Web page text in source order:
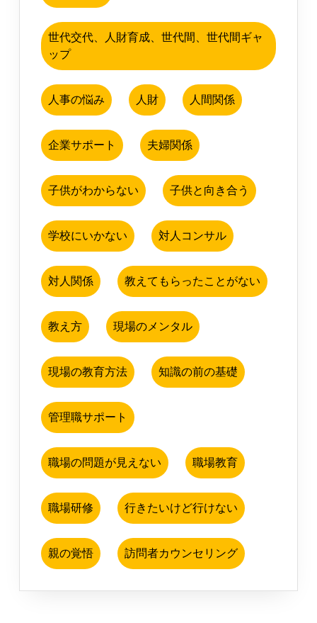
世代交代、人財育成、世代間、世代間ギャ
ップ
人事の悩み 人財 人間関係
企業サポート 夫婦関係
子供がわからない 子供と向き合う
学校にいかない 対人コンサル
対人関係 教えてもらったことがない
教え方 現場のメンタル
現場の教育方法 知識の前の基礎
管理職サポート
職場の問題が見えない 職場教育
職場研修 行きたいけど行けない
親の覚悟 訪問者カウンセリング